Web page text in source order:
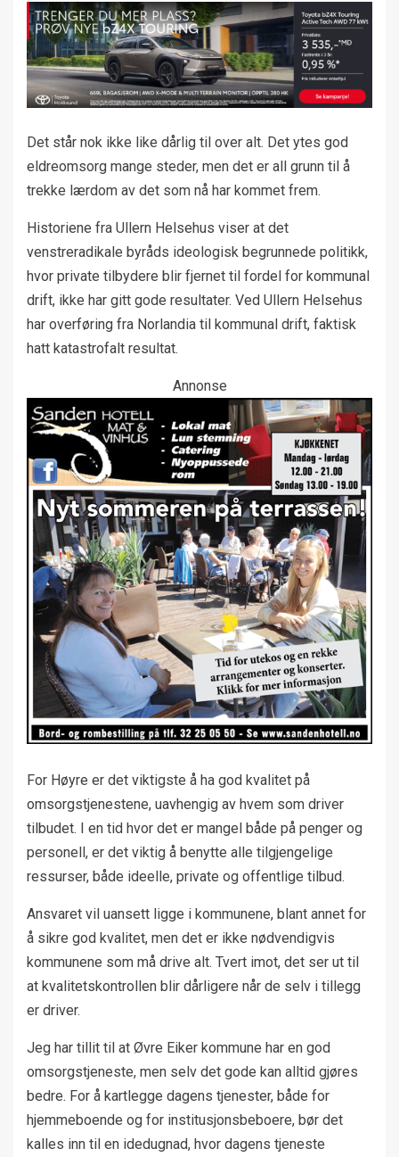
Det står nok ikke like dårlig til over alt. Det ytes god
eldreomsorg mange steder, men det er all grunn til å
trekke lærdom av det som nå har kommet frem.
Historiene fra Ullern Helsehus viser at det
venstreradikale byråds ideologisk begrunnede politikk,
hvor private tilbydere blir fjernet til fordel for kommunal
drift, ikke har gitt gode resultater. Ved Ullern Helsehus
har overføring fra Norlandia til kommunal drift, faktisk
hatt katastrofalt resultat.
Annonse
For Høyre er det viktigste å ha god kvalitet på
omsorgstjenestene, uavhengig av hvem som driver
tilbudet. I en tid hvor det er mangel både på penger og
personell, er det viktig å benytte alle tilgjengelige
ressurser, både ideelle, private og offentlige tilbud.
Ansvaret vil uansett ligge i kommunene, blant annet for
å sikre god kvalitet, men det er ikke nødvendigvis
kommunene som må drive alt. Tvert imot, det ser ut til
at kvalitetskontrollen blir dårligere når de selv i tillegg
er driver.
Jeg har tillit til at Øvre Eiker kommune har en god
omsorgstjeneste, men selv det gode kan alltid gjøres
bedre. For å kartlegge dagens tjenester, både for
hjemmeboende og for institusjonsbeboere, bør det
kalles inn til en idedugnad, hvor dagens tjeneste